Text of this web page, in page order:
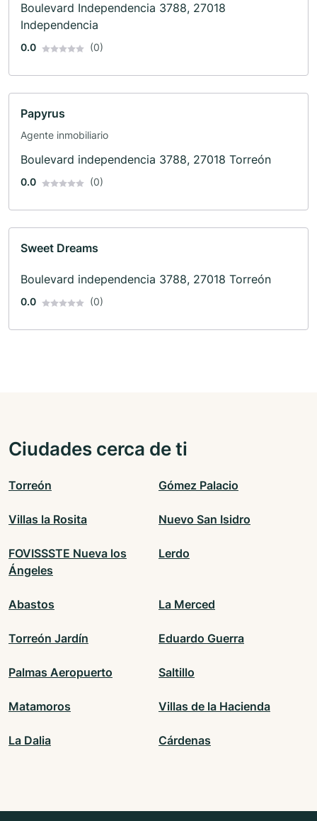
Boulevard Independencia 3788, 27018
Independencia
0.0 (0)
Papyrus
Agente inmobiliario
Boulevard independencia 3788, 27018 Torreón
0.0 (0)
Sweet Dreams
Boulevard independencia 3788, 27018 Torreón
0.0 (0)
Ciudades cerca de ti
Torreón Gómez Palacio
Villas la Rosita Nuevo San Isidro
FOVISSSTE Nueva los
Ángeles
Lerdo
Abastos La Merced
Torreón Jardín Eduardo Guerra
Palmas Aeropuerto Saltillo
Matamoros Villas de la Hacienda
La Dalia Cárdenas